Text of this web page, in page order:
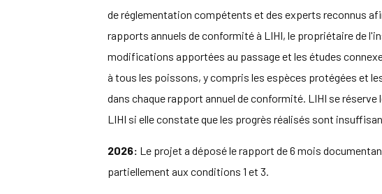
de réglementation compétents et des experts reconnus
rapports annuels de conformité à LIHI, le propriétaire de
modifications apportées au passage et les études
à tous les poissons, y compris les espèces protégées et
dans chaque rapport annuel de conformité. LIHI se
LIHI si elle constate que les progrès réalisés sont
2026: Le projet a déposé le rapport de 6 mois
partiellement aux conditions 1 et 3.